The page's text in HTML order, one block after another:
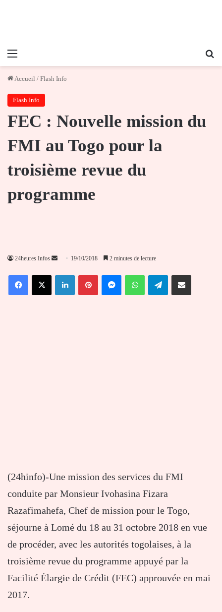
Menu
Accueil / Flash Info
Flash Info
FEC : Nouvelle mission du
FMI au Togo pour la
troisième revue du
programme
24heures Infos
Envoyer
courriel
19/10/2018 2 minutes de lecture
FacebookX LinkedinPinterestMessengerWhatsAppTelegramPartager par email
(24hinfo)-Une mission des services du FMI
conduite par Monsieur Ivohasina Fizara
Razafimahefa, Chef de mission pour le Togo,
séjourne à Lomé du 18 au 31 octobre 2018 en vue
de procéder, avec les autorités togolaises, à la
troisième revue du programme appuyé par la
Facilité Élargie de Crédit (FEC) approuvée en mai
2017.